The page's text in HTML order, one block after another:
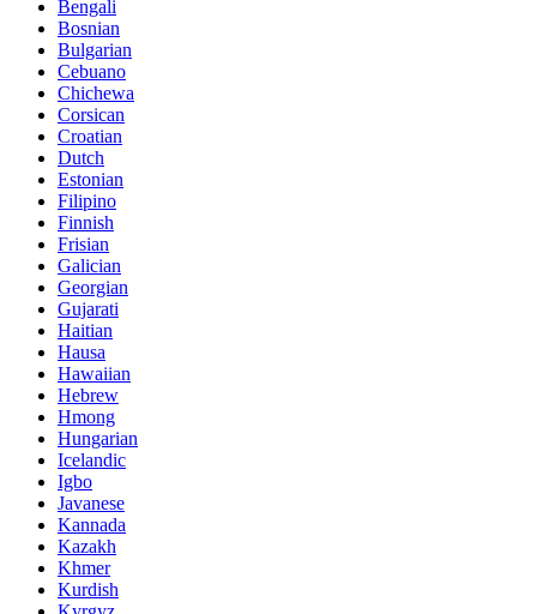
Bengali
Bosnian
Bulgarian
Cebuano
Chichewa
Corsican
Croatian
Dutch
Estonian
Filipino
Finnish
Frisian
Galician
Georgian
Gujarati
Haitian
Hausa
Hawaiian
Hebrew
Hmong
Hungarian
Icelandic
Igbo
Javanese
Kannada
Kazakh
Khmer
Kurdish